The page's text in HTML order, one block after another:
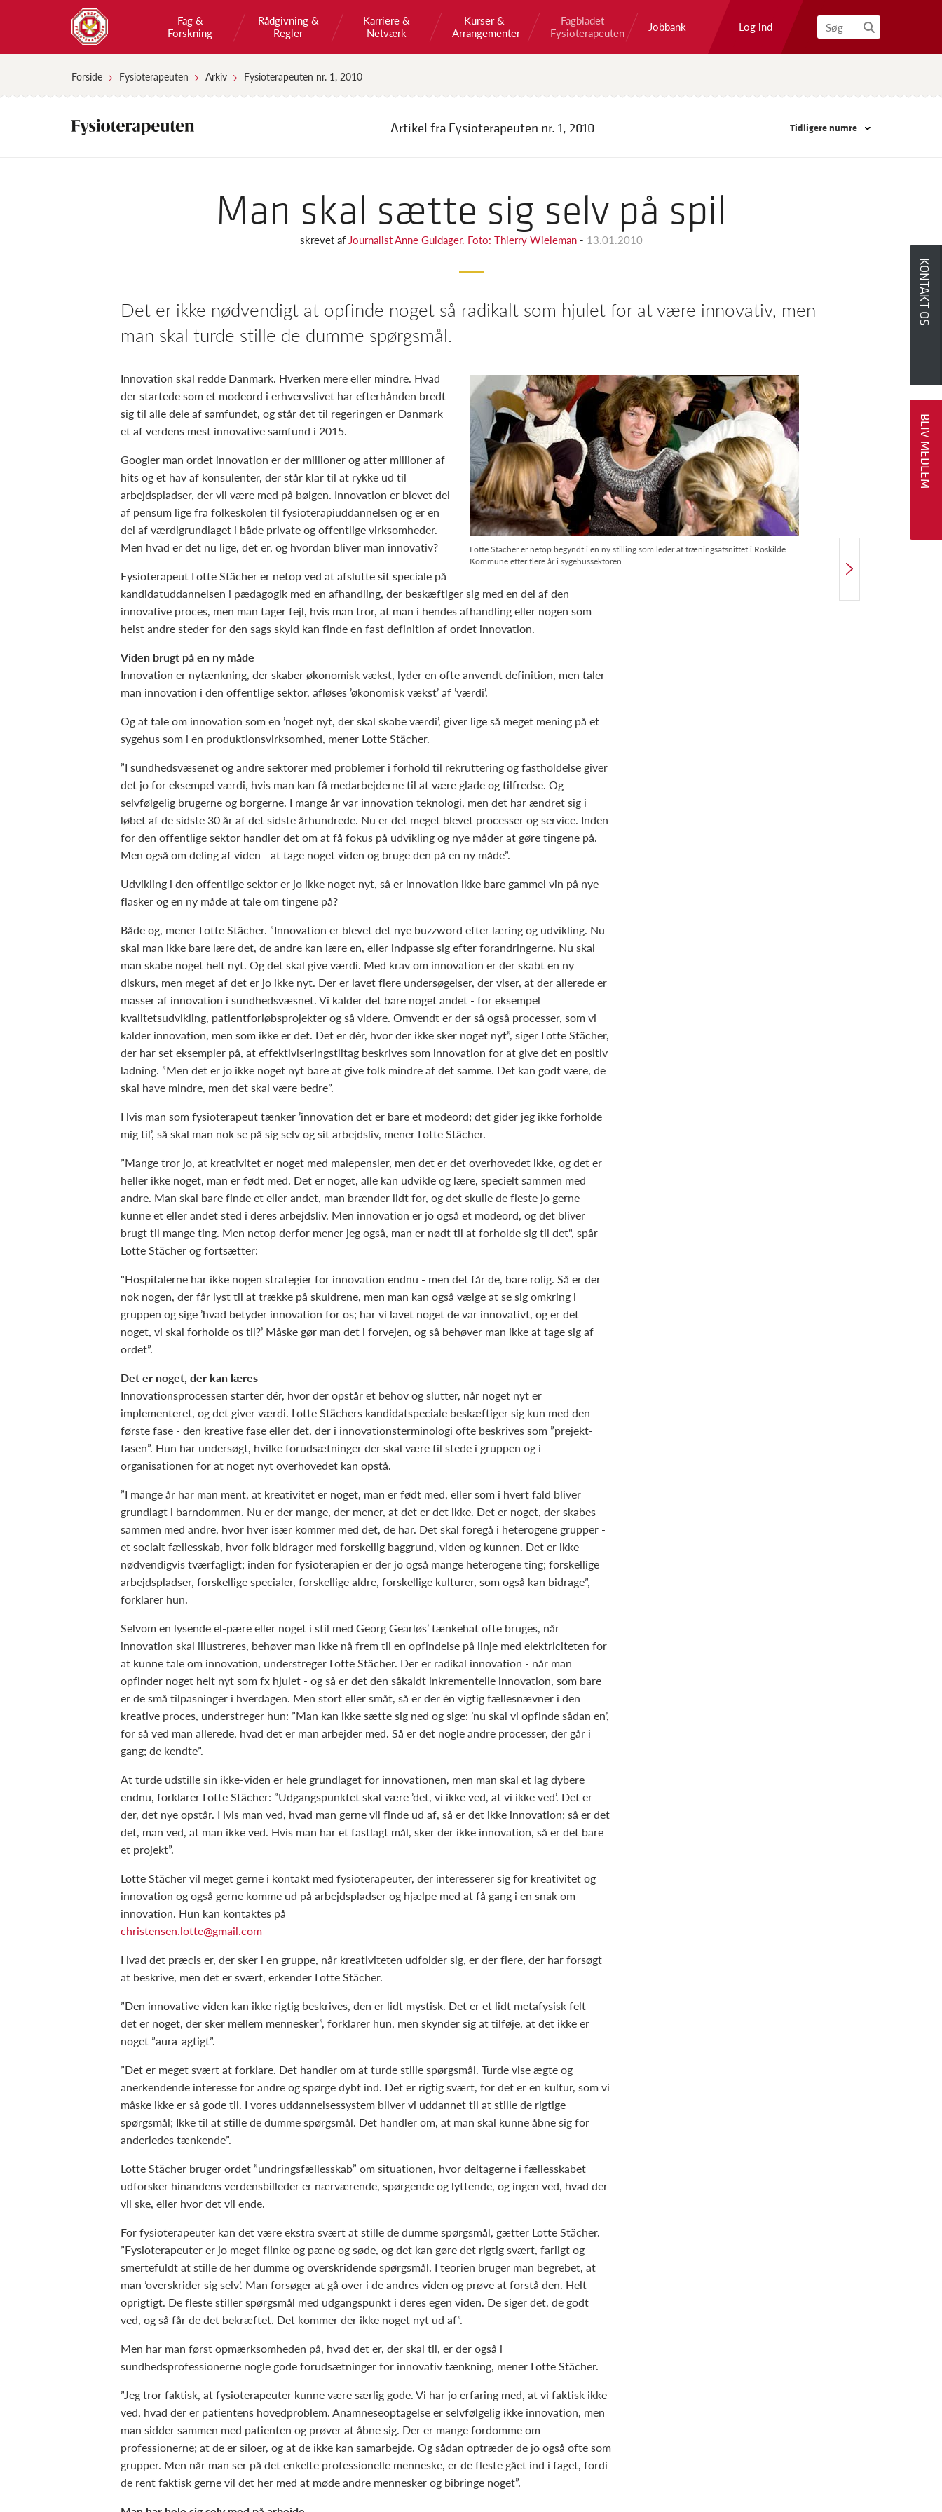
Log ind
Fag &
Forskning
Rådgivning &
Regler
Karriere &
Netværk
Kurser &
Arrangementer
Fagbladet
Fysioterapeuten
Jobbank
Forside Fysioterapeuten Arkiv Fysioterapeuten nr. 1, 2010
Artikel fra Fysioterapeuten nr. 1, 2010 Tidligere numre
Man skal sætte sig selv på spil
skrevet af Journalist Anne Guldager. Foto: Thierry Wieleman - 13.01.2010
Det er ikke nødvendigt at opfinde noget så radikalt som hjulet for at være innovativ, men
man skal turde stille de dumme spørgsmål.
Lotte Stächer er netop begyndt i en ny stilling som leder af træningsafsnittet i Roskilde
Kommune efter flere år i sygehussektoren.
Innovation skal redde Danmark. Hverken mere eller mindre. Hvad
der startede som et modeord i erhvervslivet har efterhånden bredt
sig til alle dele af samfundet, og står det til regeringen er Danmark
et af verdens mest innovative samfund i 2015.
Googler man ordet innovation er der millioner og atter millioner af
hits og et hav af konsulenter, der står klar til at rykke ud til
arbejdspladser, der vil være med på bølgen. Innovation er blevet del
af pensum lige fra folkeskolen til fysioterapiuddannelsen og er en
del af værdigrundlaget i både private og offentlige virksomheder.
Men hvad er det nu lige, det er, og hvordan bliver man innovativ?
Fysioterapeut Lotte Stächer er netop ved at afslutte sit speciale på
kandidatuddannelsen i pædagogik med en afhandling, der beskæftiger sig med en del af den
innovative proces, men man tager fejl, hvis man tror, at man i hendes afhandling eller nogen som
helst andre steder for den sags skyld kan finde en fast definition af ordet innovation.
Viden brugt på en ny måde
Innovation er nytænkning, der skaber økonomisk vækst, lyder en ofte anvendt definition, men taler
man innovation i den offentlige sektor, afløses ’økonomisk vækst’ af ’værdi’.
Og at tale om innovation som en ’noget nyt, der skal skabe værdi’, giver lige så meget mening på et
sygehus som i en produktionsvirksomhed, mener Lotte Stächer.
”I sundhedsvæsenet og andre sektorer med problemer i forhold til rekruttering og fastholdelse giver
det jo for eksempel værdi, hvis man kan få medarbejderne til at være glade og tilfredse. Og
selvfølgelig brugerne og borgerne. I mange år var innovation teknologi, men det har ændret sig i
løbet af de sidste 30 år af det sidste århundrede. Nu er det meget blevet processer og service. Inden
for den offentlige sektor handler det om at få fokus på udvikling og nye måder at gøre tingene på.
Men også om deling af viden - at tage noget viden og bruge den på en ny måde”.
Udvikling i den offentlige sektor er jo ikke noget nyt, så er innovation ikke bare gammel vin på nye
flasker og en ny måde at tale om tingene på?
Både og, mener Lotte Stächer. ”Innovation er blevet det nye buzzword efter læring og udvikling. Nu
skal man ikke bare lære det, de andre kan lære en, eller indpasse sig efter forandringerne. Nu skal
man skabe noget helt nyt. Og det skal give værdi. Med krav om innovation er der skabt en ny
diskurs, men meget af det er jo ikke nyt. Der er lavet flere undersøgelser, der viser, at der allerede er
masser af innovation i sundhedsvæsnet. Vi kalder det bare noget andet - for eksempel
kvalitetsudvikling, patientforløbsprojekter og så videre. Omvendt er der så også processer, som vi
kalder innovation, men som ikke er det. Det er dér, hvor der ikke sker noget nyt”, siger Lotte Stächer,
der har set eksempler på, at effektiviseringstiltag beskrives som innovation for at give det en positiv
ladning. ”Men det er jo ikke noget nyt bare at give folk mindre af det samme. Det kan godt være, de
skal have mindre, men det skal være bedre”.
Hvis man som fysioterapeut tænker ’innovation det er bare et modeord; det gider jeg ikke forholde
mig til’, så skal man nok se på sig selv og sit arbejdsliv, mener Lotte Stächer.
”Mange tror jo, at kreativitet er noget med malepensler, men det er det overhovedet ikke, og det er
heller ikke noget, man er født med. Det er noget, alle kan udvikle og lære, specielt sammen med
andre. Man skal bare finde et eller andet, man brænder lidt for, og det skulle de fleste jo gerne
kunne et eller andet sted i deres arbejdsliv. Men innovation er jo også et modeord, og det bliver
brugt til mange ting. Men netop derfor mener jeg også, man er nødt til at forholde sig til det", spår
Lotte Stächer og fortsætter:
"Hospitalerne har ikke nogen strategier for innovation endnu - men det får de, bare rolig. Så er der
nok nogen, der får lyst til at trække på skuldrene, men man kan også vælge at se sig omkring i
gruppen og sige ’hvad betyder innovation for os; har vi lavet noget de var innovativt, og er det
noget, vi skal forholde os til?’ Måske gør man det i forvejen, og så behøver man ikke at tage sig af
ordet”.
Det er noget, der kan læres
Innovationsprocessen starter dér, hvor der opstår et behov og slutter, når noget nyt er
implementeret, og det giver værdi. Lotte Stächers kandidatspeciale beskæftiger sig kun med den
første fase - den kreative fase eller det, der i innovationsterminologi ofte beskrives som ”prejekt-
fasen”. Hun har undersøgt, hvilke forudsætninger der skal være til stede i gruppen og i
organisationen for at noget nyt overhovedet kan opstå.
”I mange år har man ment, at kreativitet er noget, man er født med, eller som i hvert fald bliver
grundlagt i barndommen. Nu er der mange, der mener, at det er det ikke. Det er noget, der skabes
sammen med andre, hvor hver især kommer med det, de har. Det skal foregå i heterogene grupper -
et socialt fællesskab, hvor folk bidrager med forskellig baggrund, viden og kunnen. Det er ikke
nødvendigvis tværfagligt; inden for fysioterapien er der jo også mange heterogene ting; forskellige
arbejdspladser, forskellige specialer, forskellige aldre, forskellige kulturer, som også kan bidrage”,
forklarer hun.
Selvom en lysende el-pære eller noget i stil med Georg Gearløs’ tænkehat ofte bruges, når
innovation skal illustreres, behøver man ikke nå frem til en opfindelse på linje med elektriciteten for
at kunne tale om innovation, understreger Lotte Stächer. Der er radikal innovation - når man
opfinder noget helt nyt som fx hjulet - og så er det den såkaldt inkrementelle innovation, som bare
er de små tilpasninger i hverdagen. Men stort eller småt, så er der én vigtig fællesnævner i den
kreative proces, understreger hun: ”Man kan ikke sætte sig ned og sige: ’nu skal vi opfinde sådan en’,
for så ved man allerede, hvad det er man arbejder med. Så er det nogle andre processer, der går i
gang; de kendte”.
At turde udstille sin ikke-viden er hele grundlaget for innovationen, men man skal et lag dybere
endnu, forklarer Lotte Stächer: ”Udgangspunktet skal være ’det, vi ikke ved, at vi ikke ved’. Det er
der, det nye opstår. Hvis man ved, hvad man gerne vil finde ud af, så er det ikke innovation; så er det
det, man ved, at man ikke ved. Hvis man har et fastlagt mål, sker der ikke innovation, så er det bare
et projekt”.
Lotte Stächer vil meget gerne i kontakt med fysioterapeuter, der interesserer sig for kreativitet og
innovation og også gerne komme ud på arbejdspladser og hjælpe med at få gang i en snak om
innovation. Hun kan kontaktes på
christensen.lotte@gmail.com
Hvad det præcis er, der sker i en gruppe, når kreativiteten udfolder sig, er der flere, der har forsøgt
at beskrive, men det er svært, erkender Lotte Stächer.
”Den innovative viden kan ikke rigtig beskrives, den er lidt mystisk. Det er et lidt metafysisk felt –
det er noget, der sker mellem mennesker”, forklarer hun, men skynder sig at tilføje, at det ikke er
noget ”aura-agtigt”.
”Det er meget svært at forklare. Det handler om at turde stille spørgsmål. Turde vise ægte og
anerkendende interesse for andre og spørge dybt ind. Det er rigtig svært, for det er en kultur, som vi
måske ikke er så gode til. I vores uddannelsessystem bliver vi uddannet til at stille de rigtige
spørgsmål; Ikke til at stille de dumme spørgsmål. Det handler om, at man skal kunne åbne sig for
anderledes tænkende”.
Lotte Stächer bruger ordet ”undringsfællesskab” om situationen, hvor deltagerne i fællesskabet
udforsker hinandens verdensbilleder er nærværende, spørgende og lyttende, og ingen ved, hvad der
vil ske, eller hvor det vil ende.
For fysioterapeuter kan det være ekstra svært at stille de dumme spørgsmål, gætter Lotte Stächer.
”Fysioterapeuter er jo meget flinke og pæne og søde, og det kan gøre det rigtig svært, farligt og
smertefuldt at stille de her dumme og overskridende spørgsmål. I teorien bruger man begrebet, at
man ’overskrider sig selv’. Man forsøger at gå over i de andres viden og prøve at forstå den. Helt
oprigtigt. De fleste stiller spørgsmål med udgangspunkt i deres egen viden. De siger det, de godt
ved, og så får de det bekræftet. Det kommer der ikke noget nyt ud af”.
Men har man først opmærksomheden på, hvad det er, der skal til, er der også i
sundhedsprofessionerne nogle gode forudsætninger for innovativ tænkning, mener Lotte Stächer.
”Jeg tror faktisk, at fysioterapeuter kunne være særlig gode. Vi har jo erfaring med, at vi faktisk ikke
ved, hvad der er patientens hovedproblem. Anamneseoptagelse er selvfølgelig ikke innovation, men
man sidder sammen med patienten og prøver at åbne sig. Der er mange fordomme om
professionerne; at de er siloer, og at de ikke kan samarbejde. Og sådan optræder de jo også ofte som
grupper. Men når man ser på det enkelte professionelle menneske, er de fleste gået ind i faget, fordi
de rent faktisk gerne vil det her med at møde andre mennesker og bibringe noget”.
KONTAKT OS
BLIV MEDLEM